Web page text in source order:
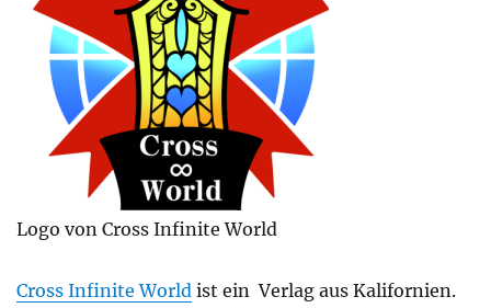
Logo von Cross Infinite World
Cross Infinite World ist ein Verlag aus Kalifornien.